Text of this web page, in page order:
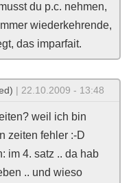
du p.c. nehmen,
wiederkehrende,
das imparfait.
| 22.10.2009 - 13:48
weil ich bin
zeiten fehler :-D
im 4. satz .. da hab
.. und wieso